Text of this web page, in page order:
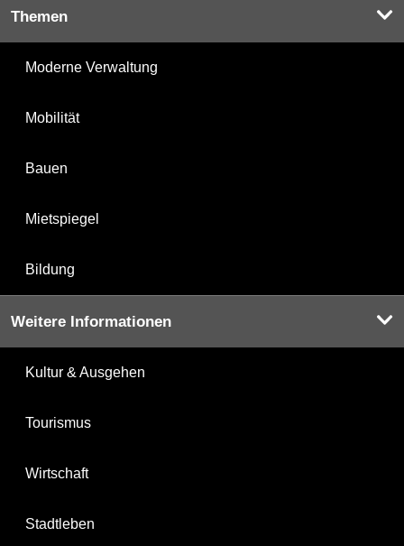
Themen
Moderne Verwaltung
Mobilität
Bauen
Mietspiegel
Bildung
Weitere Informationen
Kultur & Ausgehen
Tourismus
Wirtschaft
Stadtleben